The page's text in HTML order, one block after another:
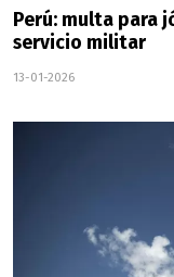
Perú: multa para
servicio militar
13-01-2026